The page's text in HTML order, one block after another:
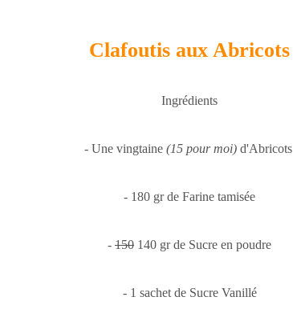
Clafoutis aux Abricots
Ingrédients
- Une vingtaine (15 pour moi)d'Abricots
- 180 gr de Farine tamisée
- 150 140 gr de Sucre en poudre
- 1 sachet de Sucre Vanillé